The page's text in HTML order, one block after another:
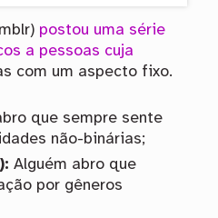
postou uma série
a pessoas cuja
com um aspecto fixo.
que sempre sente
não-binárias;
): Alguém abro que
por gêneros